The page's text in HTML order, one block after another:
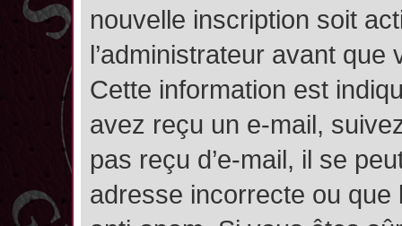
nouvelle inscription soit
l’administrateur avant
Cette information est
avez reçu un e-mail,
pas reçu d’e-mail, il se
adresse incorrecte ou que